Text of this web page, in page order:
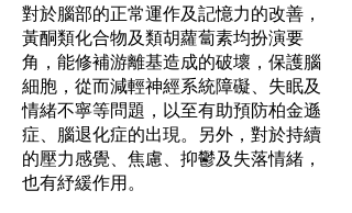
對於腦部的正常運作及記憶力的改善，
黃酮類化合物及類胡蘿蔔素均扮演要
角，能修補游離基造成的破壞，保護腦
細胞，從而減輕神經系統障礙、失眠及
情緒不寧等問題，以至有助預防柏金遜
症、腦退化症的出現。另外，對於持續
的壓力感覺、焦慮、抑鬱及失落情緒，
也有紓緩作用。